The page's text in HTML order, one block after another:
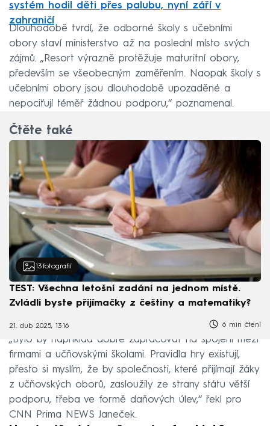
systém hodil děti přes palubu, nyní září v
zahraničí
Dlouhodobě tvrdí, že odborné školy s učebními
obory staví ministerstvo až na poslední místo svých
zájmů. „Resort výrazně protěžuje maturitní obory,
především se všeobecným zaměřením. Naopak školy s
učebními obory jsou dlouhodobě upozaděné a
nepociťují téměř žádnou podporu,“ poznamenal.
Čtěte také
13 fotografií
TEST: Všechna letošní zadání na jednom místě.
Zvládli byste přijímačky z češtiny a matematiky?
21. dub 2025, 13:16 6 min čtení
„Bylo by například dobré zapracovat na spojení mezi
firmami a učňovskými školami. Pravidla hry existují,
přesto si myslím, že by společnosti, které přijímají žáky
z učňovských oborů, zasloužily ze strany státu větší
podporu, třeba ve formě daňových úlev,“ řekl pro
CNN Prima NEWS Janeček.